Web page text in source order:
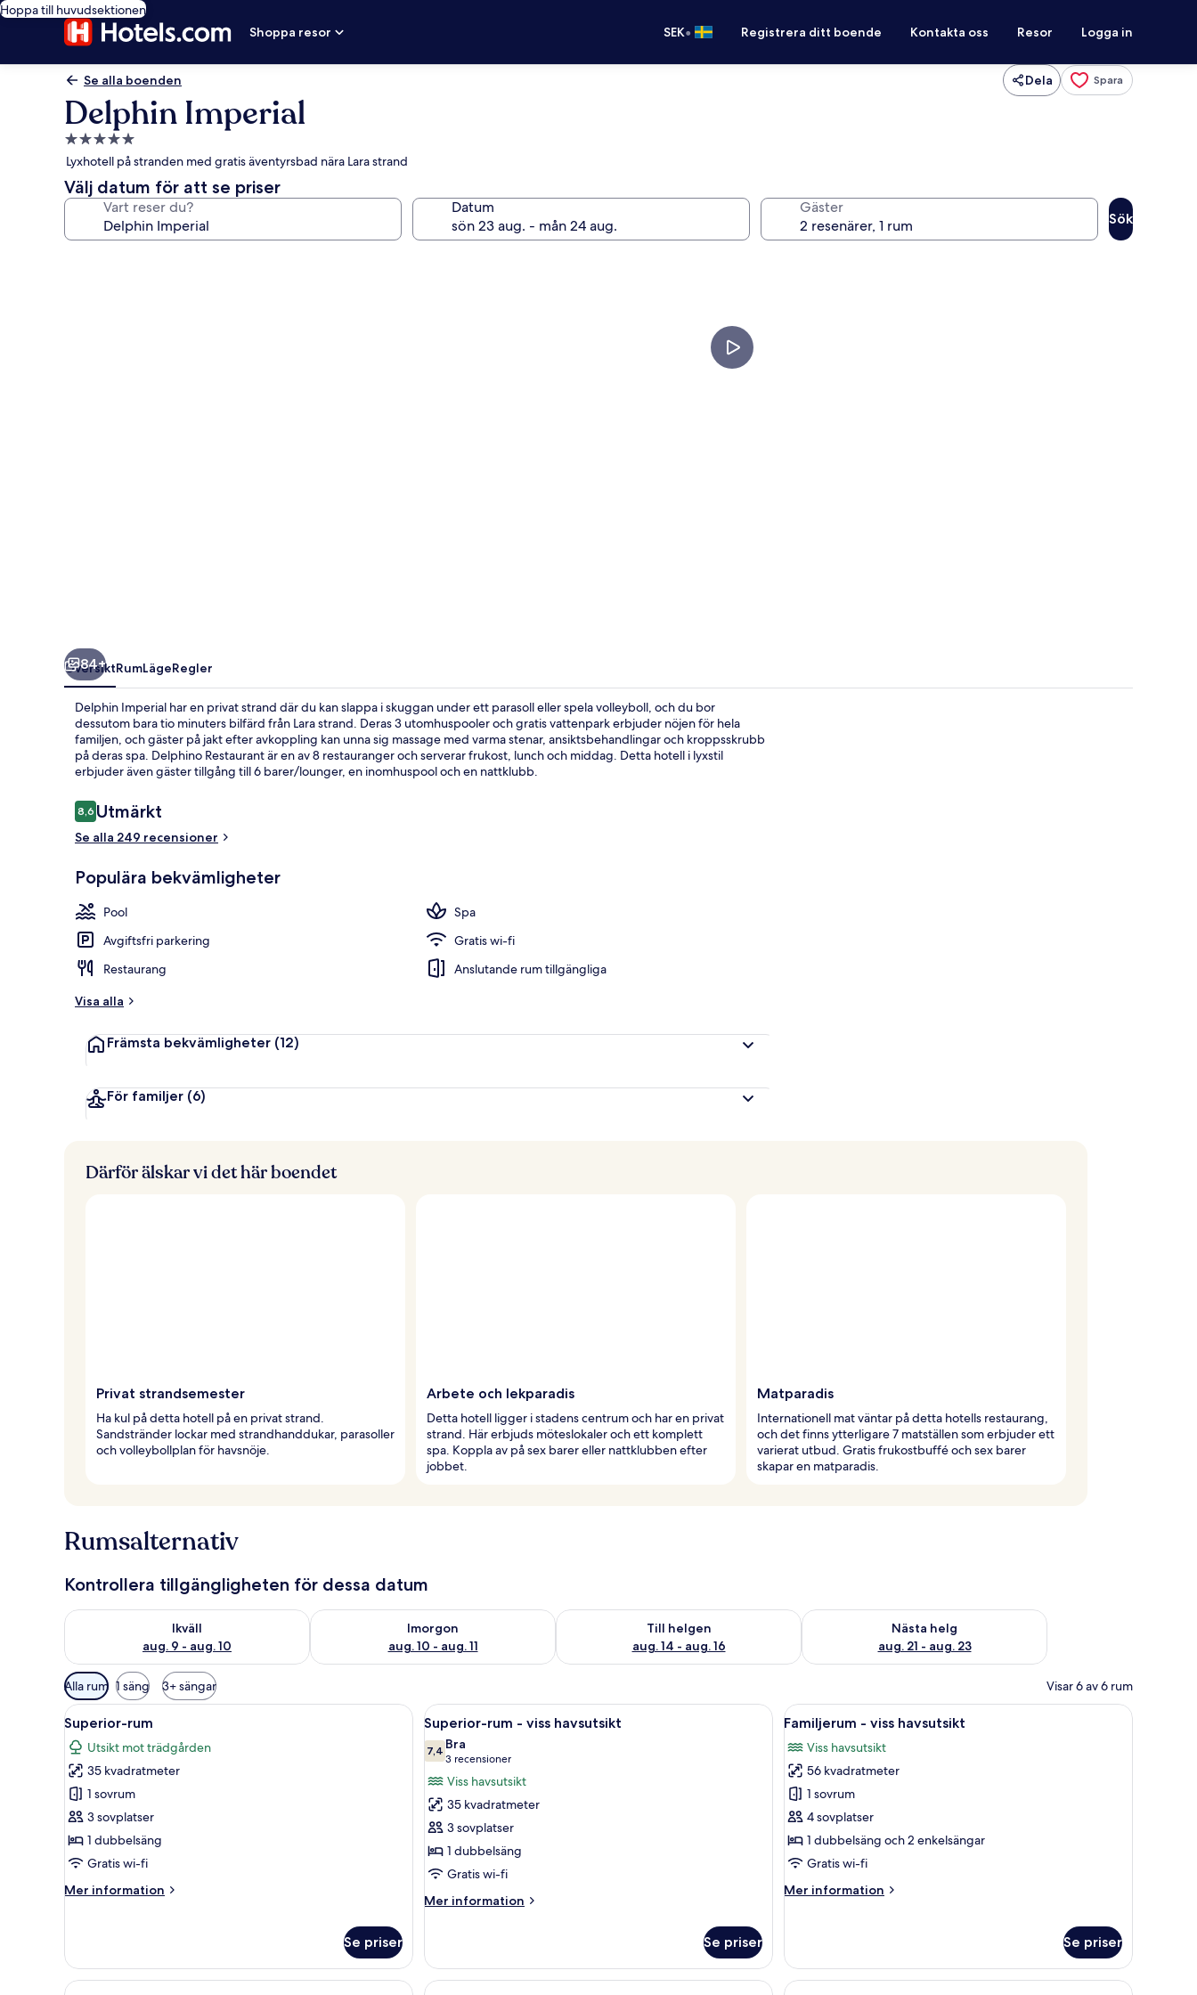
Hoppa till huvudsektionen
Shoppa resor
SEK• Registrera ditt boende Kontakta oss Resor Logga in
Se alla boenden Dela Spara
Delphin Imperial
5.0-
stjärnigt
boende
Lyxhotell på stranden med gratis äventyrsbad nära Lara strand
Välj datum för att se priser
Vart reser du? Datum Gäster
Sök
84+
ÖversiktRumLägeRegler
Delphin Imperial har en privat strand där du kan slappa i skuggan under ett parasoll eller spela volleyboll, och du bor
dessutom bara tio minuters bilfärd från Lara strand. Deras 3 utomhuspooler och gratis vattenpark erbjuder nöjen för hela
familjen, och gäster på jakt efter avkoppling kan unna sig massage med varma stenar, ansiktsbehandlingar och kroppsskrubb
på deras spa. Delphino Restaurant är en av 8 restauranger och serverar frukost, lunch och middag. Detta hotell i lyxstil
erbjuder även gäster tillgång till 6 barer/lounger, en inomhuspool och en nattklubb.
Recensioner
8,68,6 av 10,
Utmärkt
Se alla 249 recensioner
Populära bekvämligheter
Pool
Spa
Avgiftsfri parkering
Gratis wi-fi
Restaurang
Anslutande rum tillgängliga
Visa alla
Främsta bekvämligheter (12)
För familjer (6)
Därför älskar vi det här boendet
Privat strandsemester
Ha kul på detta hotell på en privat strand.
Sandstränder lockar med strandhanddukar, parasoller
och volleybollplan för havsnöje.
Arbete och lekparadis
Detta hotell ligger i stadens centrum och har en privat
strand. Här erbjuds möteslokaler och ett komplett
spa. Koppla av på sex barer eller nattklubben efter
jobbet.
Matparadis
Internationell mat väntar på detta hotells restaurang,
och det finns ytterligare 7 matställen som erbjuder ett
varierat utbud. Gratis frukostbuffé och sex barer
skapar en matparadis.
Rumsalternativ
Kontrollera tillgängligheten för dessa datum
Ikväll
aug. 9 - aug. 10
Kontrollera tillgängligheten för ikväll aug. 9 - aug. 10
Imorgon
aug. 10 - aug. 11
Kontrollera tillgängligheten för imorgon aug. 10 - aug. 11
Till helgen
aug. 14 - aug. 16
Kontrollera tillgängligheten för den här helgen aug. 14 - aug. 16
Nästa helg
aug. 21 - aug. 23
Kontrollera tillgängligheten för nästa helg aug. 21 - aug. 23
Tillgängliga
filter
för
rum
Alla rum 1 säng 3+ sängar Visar 6 av 6 rum
Öppna
alla
foton
för
Superior-
rum
Superior-rum | Sängtillbehör av högsta kvalitet och minibar
5
Superior-rum
Utsikt mot trädgården
35 kvadratmeter
1 sovrum
3 sovplatser
1 dubbelsäng
Gratis wi-fi
Mer information
Mer
Se priser
Öppna
alla
foton
för
Superior-
rum
-
viss
havsutsikt
Superior-rum - viss havsutsikt | Sängtillbehör av högsta kvalitet och minibar
5
Superior-rum - viss havsutsikt
7,47,4 av 10
Bra
3 recensioner
(3 recensioner)
Viss havsutsikt
35 kvadratmeter
3 sovplatser
1 dubbelsäng
Gratis wi-fi
Mer information
Mer
rum
Se priser
Öppna
alla
foton
för
Familjerum
-
viss
havsutsikt
Familjerum - viss havsutsikt | Sängtillbehör
6
Familjerum - viss havsutsikt
Viss havsutsikt
56 kvadratmeter
1 sovrum
4 sovplatser
1 dubbelsäng och 2 enkelsängar
Gratis wi-fi
Mer information
Mer
viss
havsutsikt
Se priser